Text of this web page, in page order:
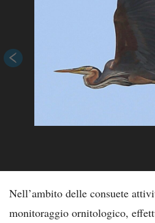
Nell’ambito delle consuete
monitoraggio ornitologico,